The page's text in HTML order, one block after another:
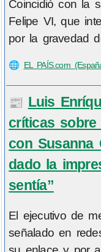
Coincidió con la
Felipe VI, que
por la gravedad
🌐 EL PAÍS.com
📰 Luis
críticas
con Susanna
dado la
sentía”
El ejecutivo de
señalado en